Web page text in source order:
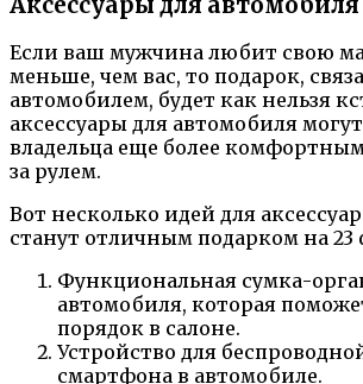
Если ваш мужчина любит свою
меньше, чем вас, то подарок,
автомобилем, будет как нельзя
аксессуары для автомобиля могут
владельца еще более
за рулем.
Вот несколько идей для
станут отличным подарком на 23
Функциональная сумка-
автомобиля, которая
порядок в салоне.
Устройство для
смартфона в автомобиле.